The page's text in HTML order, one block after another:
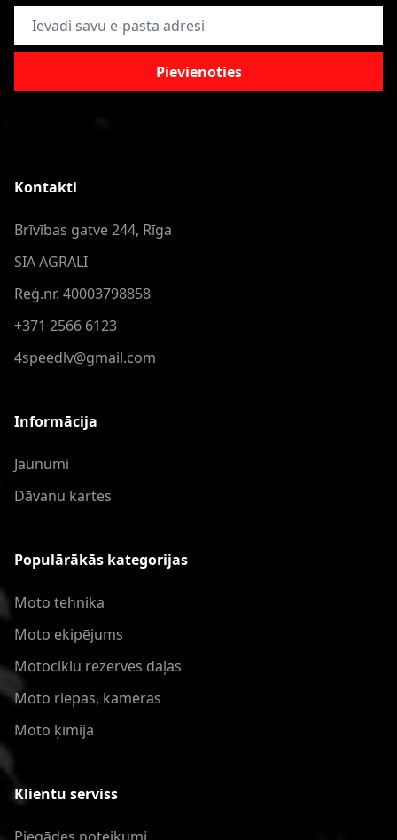
E-pasta adrese
Pievienoties
Kontakti
Brīvības gatve 244, Rīga
SIA AGRALI
Reģ.nr. 40003798858
+371 2566 6123
4speedlv@gmail.com
Informācija
Jaunumi
Dāvanu kartes
Populārākās kategorijas
Moto tehnika
Moto ekipējums
Motociklu rezerves daļas
Moto riepas, kameras
Moto ķīmija
Klientu serviss